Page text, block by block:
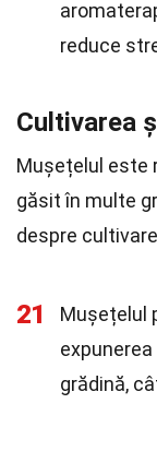
reduce
Cultivarea
Mușețelul este
găsit în multe
despre
21
Mușețelul
grădină,